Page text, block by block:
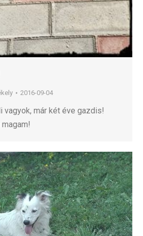
2016-09-04
vagyok, már két éve gazdis!